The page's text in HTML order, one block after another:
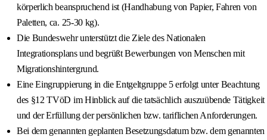
körperlich beanspruchend ist (Handhabung von Papier, Fahren von
Paletten, ca. 25-30 kg).
Die Bundeswehr unterstützt die Ziele des Nationalen
Integrationsplans und begrüßt Bewerbungen von Menschen mit
Migrationshintergrund.
Eine Eingruppierung in die Entgeltgruppe 5 erfolgt unter Beachtung
des §12 TVöD im Hinblick auf die tatsächlich auszuübende Tätigkeit
und der Erfüllung der persönlichen bzw. tariflichen Anforderungen.
Bei dem genannten geplanten Besetzungsdatum bzw. dem genannten